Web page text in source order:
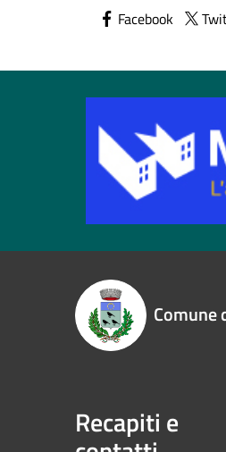
Facebook
Comune
Recapiti e